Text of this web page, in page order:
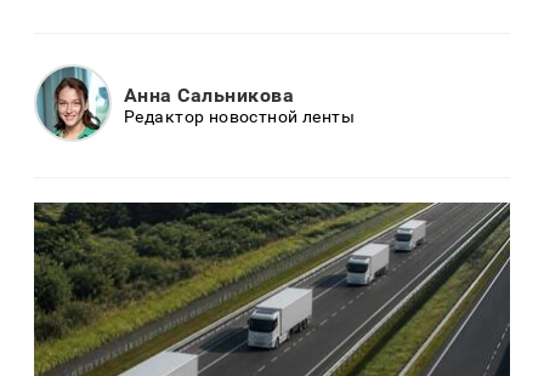
Анна Сальникова
Редактор новостной ленты